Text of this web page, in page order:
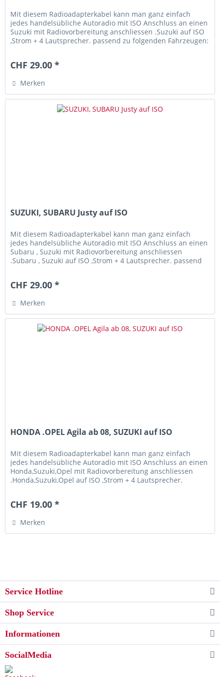
Mit diesem Radioadapterkabel kann man ganz einfach
jedes handelsübliche Autoradio mit ISO Anschluss an einen
Suzuki mit Radiovorbereitung anschliessen .Suzuki auf ISO
,Strom + 4 Lautsprecher. passend zu folgenden Fahrzeugen:
CHF 29.00 *
Merken
SUZUKI, SUBARU Justy auf ISO
Mit diesem Radioadapterkabel kann man ganz einfach
jedes handelsübliche Autoradio mit ISO Anschluss an einen
Subaru , Suzuki mit Radiovorbereitung anschliessen
.Subaru , Suzuki auf ISO ,Strom + 4 Lautsprecher. passend
CHF 29.00 *
Merken
HONDA .OPEL Agila ab 08, SUZUKI auf ISO
Mit diesem Radioadapterkabel kann man ganz einfach
jedes handelsübliche Autoradio mit ISO Anschluss an einen
Honda,Suzuki,Opel mit Radiovorbereitung anschliessen
.Honda,Suzuki,Opel auf ISO ,Strom + 4 Lautsprecher.
CHF 19.00 *
Merken
Service Hotline
Shop Service
Informationen
SocialMedia